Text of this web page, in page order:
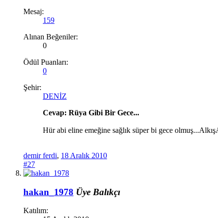
Mesaj:
159
Alınan Beğeniler:
0
Ödül Puanları:
0
Şehir:
DENİZ
Cevap: Rüya Gibi Bir Gece...
Hür abi eline emeğine sağlık süper bi gece
demir ferdi, 18 Aralık 2010
#27
hakan_1978 Üye Balıkçı
Katılım: